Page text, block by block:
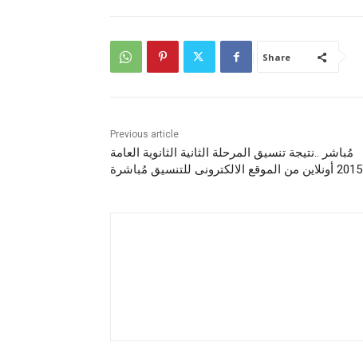
Share
Previous article
مُباشر ..نتيجة تنسيق المرحلة الثانية الثانوية العامة
2015 أونلاين من الموقع الالكترونى للتنسيق مُباشرة